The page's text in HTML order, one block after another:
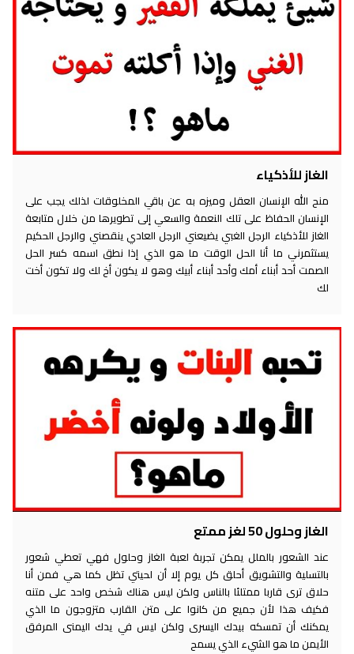
الغاز للأذكياء
منح الله الإنسان العقل وميزه به عن باقي المخلوقات لذلك يجب على
الإنسان الحفاظ على تلك النعمة والسعي إلى تطويرها من خلال متابعة
الغاز للأذكياء الرجل الغبي يضيعني الرجل العادي ينقصني والرجل الحكيم
يستثمرني ما أنا الحل الوقت ما هو الذي إذا نطق اسمه كسر الحل
الصمت أحد أبناء أمك وأحد أبناء أبيك وهو لا يكون أخ لك ولا تكون أخت
لك
الغاز وحلول 50 لغز ممتع
عند الشعور بالملل يمكن تجربة لعبة الغاز وحلول فهي تعطي شعور
بالتسلية والتشويق أحلق كل يوم إلا أن لحيتي تظل كما هي فمن أنا
حلاق ترى قاربا ممتلئا بالناس ولكن ليس هناك شخص واحد على متنه
فكيف هذا لأن جميع من كانوا على متن القارب متزوجون ما الذي
يمكنك أن تمسكه بيدك اليسرى ولكن ليس في يدك اليمنى المرفق
الأيمن ما هو الشيء الذي يسمح